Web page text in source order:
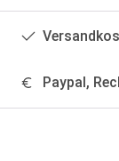
Paypal,